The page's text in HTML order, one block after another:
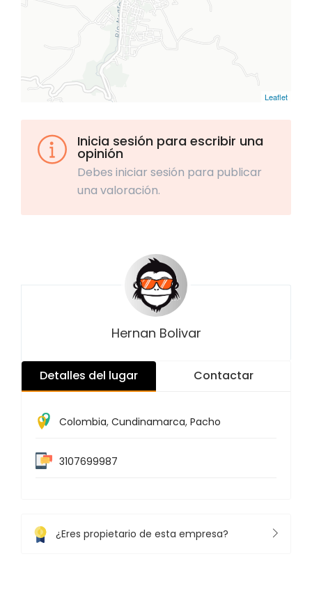
Leaflet
Inicia sesión para escribir una
opinión
Debes iniciar sesión para publicar
una valoración.
Hernan Bolivar
Detalles del lugar Contactar
Colombia, Cundinamarca, Pacho
3107699987
¿Eres propietario de esta empresa?